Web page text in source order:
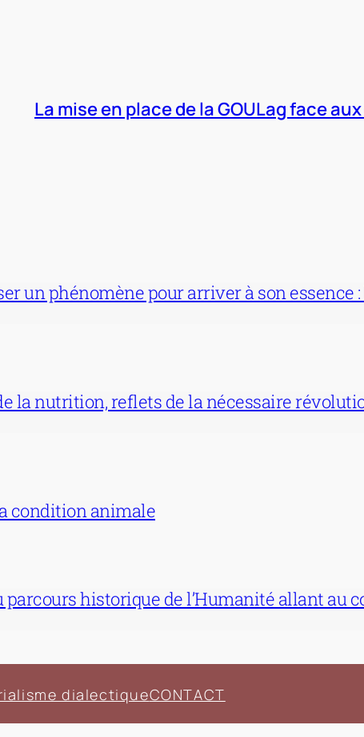
La mise en place de la GOULag face
un phénomène pour arriver à son essence
la nutrition, reflets de la nécessaire
condition animale
historique de l’Humanité allant au
dialectiqueCONTACT